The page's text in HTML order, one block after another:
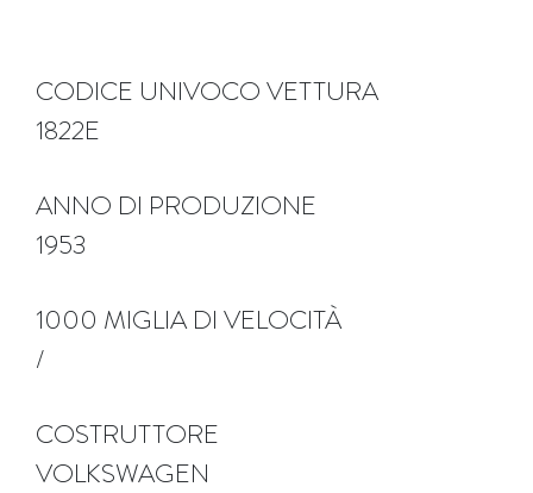
CODICE UNIVOCO VETTURA
1822E
ANNO DI PRODUZIONE
1953
1000 MIGLIA DI VELOCITÀ
/
COSTRUTTORE
VOLKSWAGEN